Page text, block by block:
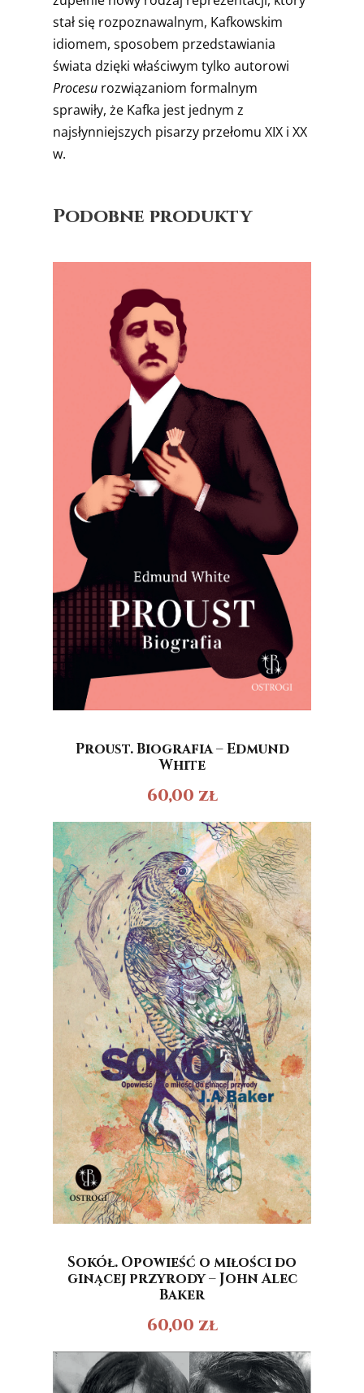
stał się rozpoznawalnym, Kafkowskim
idiomem, sposobem przedstawiania
świata dzięki właściwym tylko autorowi
Procesu rozwiązaniom formalnym
sprawiły, że Kafka jest jednym z
najsłynniejszych pisarzy przełomu XIX i XX
w.
Podobne produkty
Proust. Biografia – Edmund
White
60,00 zł
Sokół. Opowieść o miłości do
ginącej przyrody – John Alec
Baker
60,00 zł